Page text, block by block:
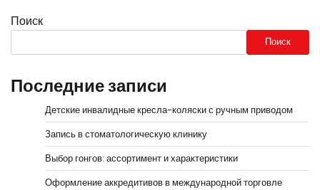
Поиск
Поиск
Последние записи
Детские инвалидные кресла-коляски с ручным приводом
Запись в стоматологическую клинику
Выбор гонгов: ассортимент и характеристики
Оформление аккредитивов в международной торговле